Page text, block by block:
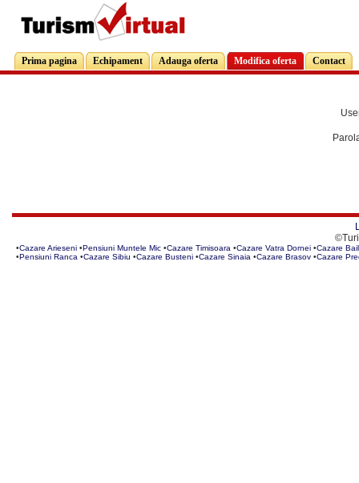
Prima pagina Echipament Adauga oferta Modifica oferta Contact
•Cazare Arieseni •Pensiuni Muntele Mic •Cazare Timisoara •Cazare Vatra Dornei •Cazare
•Pensiuni Ranca •Cazare Sibiu •Cazare Busteni •Cazare Sinaia •Cazare Brasov •Cazare